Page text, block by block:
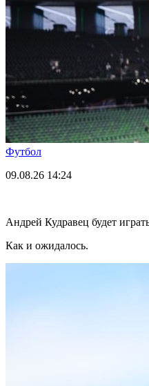
Футбол
09.08.26 14:24
Андрей Кудравец будет
Как и ожидалось.